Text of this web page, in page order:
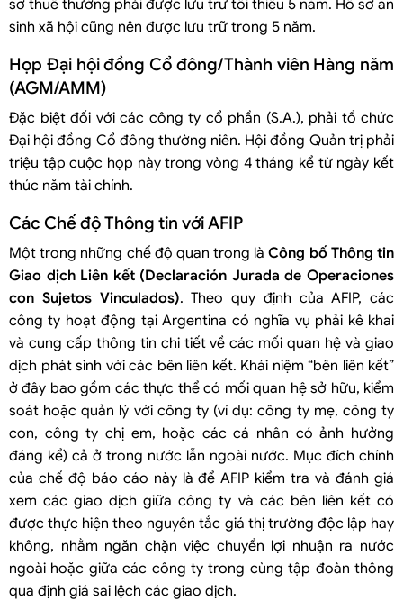
sơ thuế thường phải được lưu trữ tối thiểu 5 năm. Hồ sơ an
sinh xã hội cũng nên được lưu trữ trong 5 năm.
Họp Đại hội đồng Cổ đông/Thành viên Hàng năm
(AGM/AMM)
Đặc biệt đối với các công ty cổ phần (S.A.), phải tổ chức
Đại hội đồng Cổ đông thường niên. Hội đồng Quản trị phải
triệu tập cuộc họp này trong vòng 4 tháng kể từ ngày kết
thúc năm tài chính.
Các Chế độ Thông tin với AFIP
Một trong những chế độ quan trọng làCông bố Thông tin
Giao dịch Liên kết (Declaración Jurada de Operaciones
con Sujetos Vinculados). Theo quy định của AFIP, các
công ty hoạt động tại Argentina có nghĩa vụ phải kê khai
và cung cấp thông tin chi tiết về các mối quan hệ và giao
dịch phát sinh với các bên liên kết. Khái niệm “bên liên kết”
ở đây bao gồm các thực thể có mối quan hệ sở hữu, kiểm
soát hoặc quản lý với công ty (ví dụ: công ty mẹ, công ty
con, công ty chị em, hoặc các cá nhân có ảnh hưởng
đáng kể) cả ở trong nước lẫn ngoài nước. Mục đích chính
của chế độ báo cáo này là để AFIP kiểm tra và đánh giá
xem các giao dịch giữa công ty và các bên liên kết có
được thực hiện theo nguyên tắc giá thị trường độc lập hay
không, nhằm ngăn chặn việc chuyển lợi nhuận ra nước
ngoài hoặc giữa các công ty trong cùng tập đoàn thông
qua định giá sai lệch các giao dịch.